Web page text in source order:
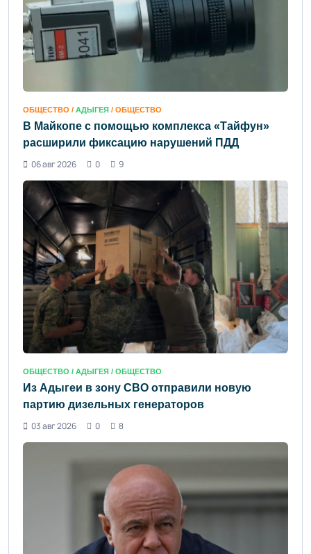
ОБЩЕСТВО / АДЫГЕЯ / ОБЩЕСТВО
В Майкопе с помощью комплекса «Тайфун»
расширили фиксацию нарушений ПДД
06 авг 2026
0 9
ОБЩЕСТВО / АДЫГЕЯ / ОБЩЕСТВО
Из Адыгеи в зону СВО отправили новую
партию дизельных генераторов
03 авг 2026
0 8